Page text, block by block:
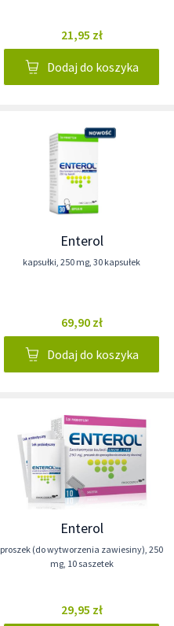
21,95 zł
Dodaj do koszyka
Enterol
kapsułki, 250 mg, 30 kapsułek
69,90 zł
Dodaj do koszyka
Enterol
proszek (do wytworzenia zawiesiny), 250
mg, 10 saszetek
29,95 zł